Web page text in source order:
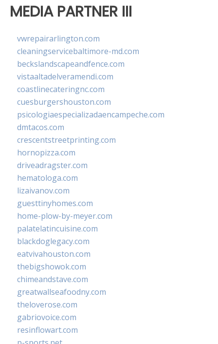
MEDIA PARTNER III
vwrepairarlington.com
cleaningservicebaltimore-md.com
beckslandscapeandfence.com
vistaaltadelveramendi.com
coastlinecateringnc.com
cuesburgershouston.com
psicologiaespecializadaencampeche.com
dmtacos.com
crescentstreetprinting.com
hornopizza.com
driveadragster.com
hematologa.com
lizaivanov.com
guesttinyhomes.com
home-plow-by-meyer.com
palatelatincuisine.com
blackdoglegacy.com
eatvivahouston.com
thebigshowok.com
chimeandstave.com
greatwallseafoodny.com
theloverose.com
gabriovoice.com
resinflowart.com